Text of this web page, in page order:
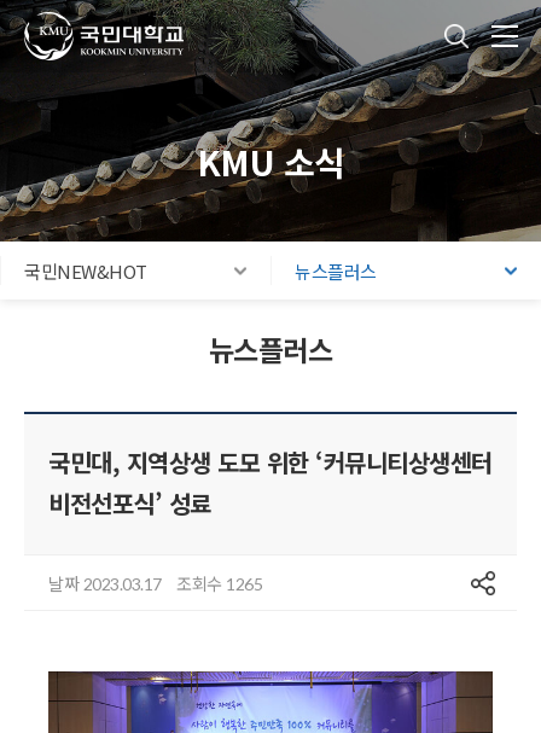
주메뉴 바로가기
본문내용 바로가기
푸터 바로가기
국민대학교
KMU 소식
국민NEW&HOT 뉴스플러스
뉴스플러스
국민대, 지역상생 도모 위한 ‘커뮤니티상생센터
비전선포식’ 성료
날짜 2023.03.17 조회수 1265 공유